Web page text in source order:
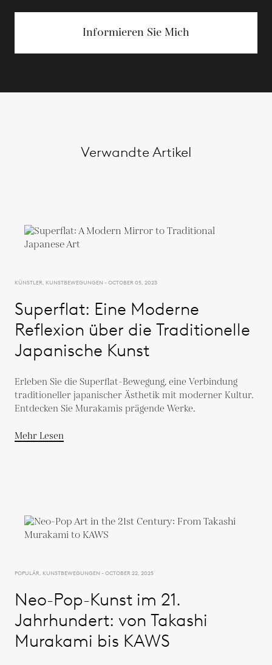
Informieren Sie Mich
Verwandte Artikel
KÜNSTLER, KUNSTBEWEGUNGEN - OCTOBER 05, 2023
Superflat: Eine Moderne
Reflexion über die Traditionelle
Japanische Kunst
Erleben Sie die Superflat-Bewegung, eine Verbindung
traditioneller japanischer Ästhetik mit moderner Kultur.
Entdecken Sie Murakamis prägende Werke.
Mehr Lesen
POPULÄR, KUNSTBEWEGUNGEN - OCTOBER 22, 2025
Neo-Pop-Kunst im 21.
Jahrhundert: von Takashi
Murakami bis KAWS